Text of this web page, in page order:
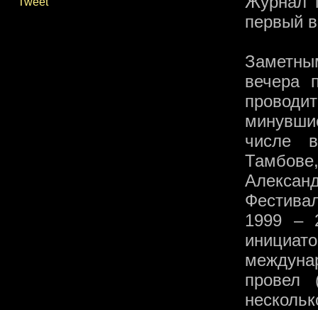
первый
вечера
числе
1999 –
провел